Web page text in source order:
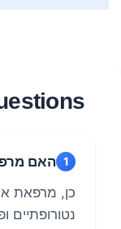
1 האם
כן, מרפאת
נטורופתיים